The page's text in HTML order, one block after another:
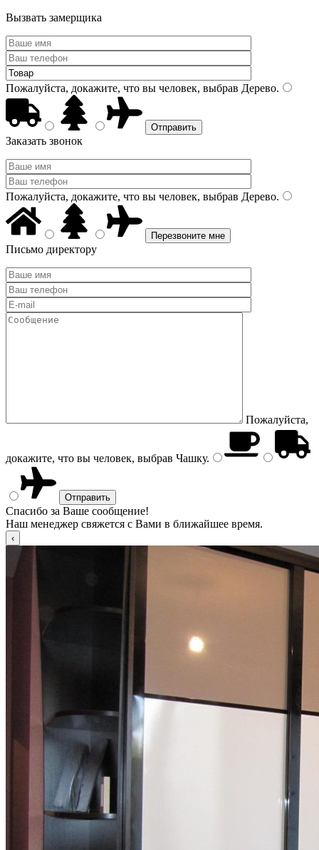
Вызвать замерщика
Пожалуйста, докажите, что вы человек, выбрав Дерево.
Заказать звонок
Пожалуйста, докажите, что вы человек, выбрав Дерево.
Письмо директору
Пожалуйста,
докажите, что вы человек, выбрав Чашку.
Спасибо за Ваше сообщение!
Наш менеджер свяжется с Вами в ближайшее время.